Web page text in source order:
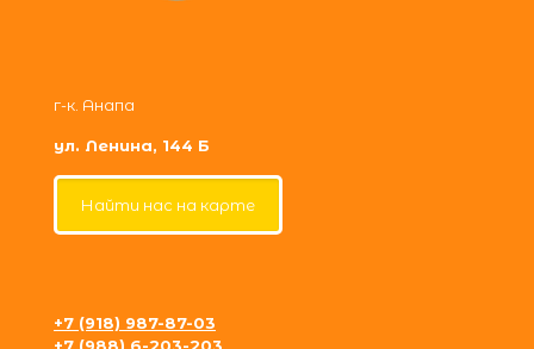
г-к. Анапа
ул. Ленина, 144 Б
Найти нас на карте
+7 (918) 987-87-03
+7 (988) 6-203-203